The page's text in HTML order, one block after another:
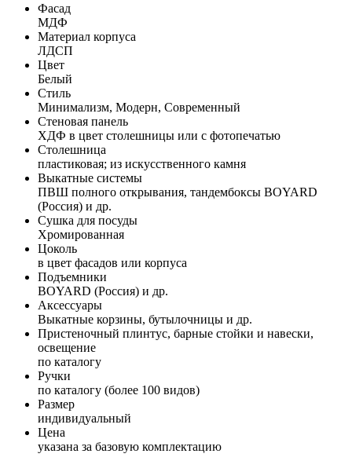
Фасад
МДФ
Материал корпуса
ЛДСП
Цвет
Белый
Стиль
Минимализм, Модерн, Современный
Стеновая панель
ХДФ в цвет столешницы или с фотопечатью
Столешница
пластиковая; из искусственного камня
Выкатные системы
ПВШ полного открывания, тандембоксы BOYARD
(Россия) и др.
Сушка для посуды
Хромированная
Цоколь
в цвет фасадов или корпуса
Подъемники
BOYARD (Россия) и др.
Аксессуары
Выкатные корзины, бутылочницы и др.
Пристеночный плинтус, барные стойки и навески,
освещение
по каталогу
Ручки
по каталогу (более 100 видов)
Размер
индивидуальный
Цена
указана за базовую комплектацию